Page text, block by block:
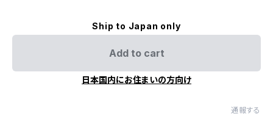
Ship to Japan only
Add to cart
日本国内にお住まいの方向け
通報する